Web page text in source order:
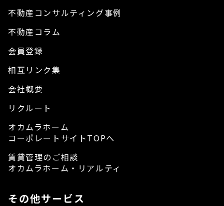
不動産コンサルティング事例
不動産コラム
会員登録
相互リンク集
会社概要
リクルート
オカムラホーム
コーポレートサイトTOPへ
賃貸管理のご相談
オカムラホーム・リアルティ
その他サービス